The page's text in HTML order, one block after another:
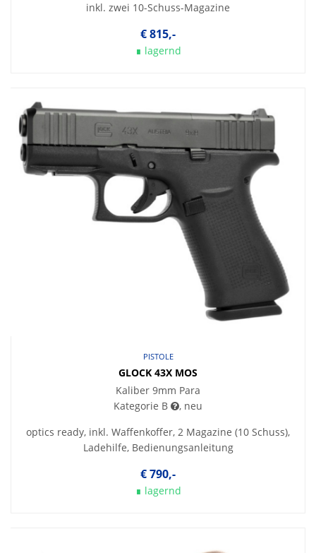
inkl. zwei 10-Schuss-Magazine
€ 815,-
∎ lagernd
PISTOLE
GLOCK 43X MOS
Kaliber 9mm Para
Kategorie B
, neu
optics ready, inkl. Waffenkoffer, 2 Magazine (10 Schuss),
Ladehilfe, Bedienungsanleitung
€ 790,-
∎ lagernd